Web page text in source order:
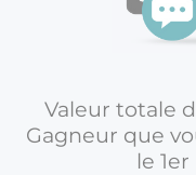
Valeur totale
Gagneur que
le